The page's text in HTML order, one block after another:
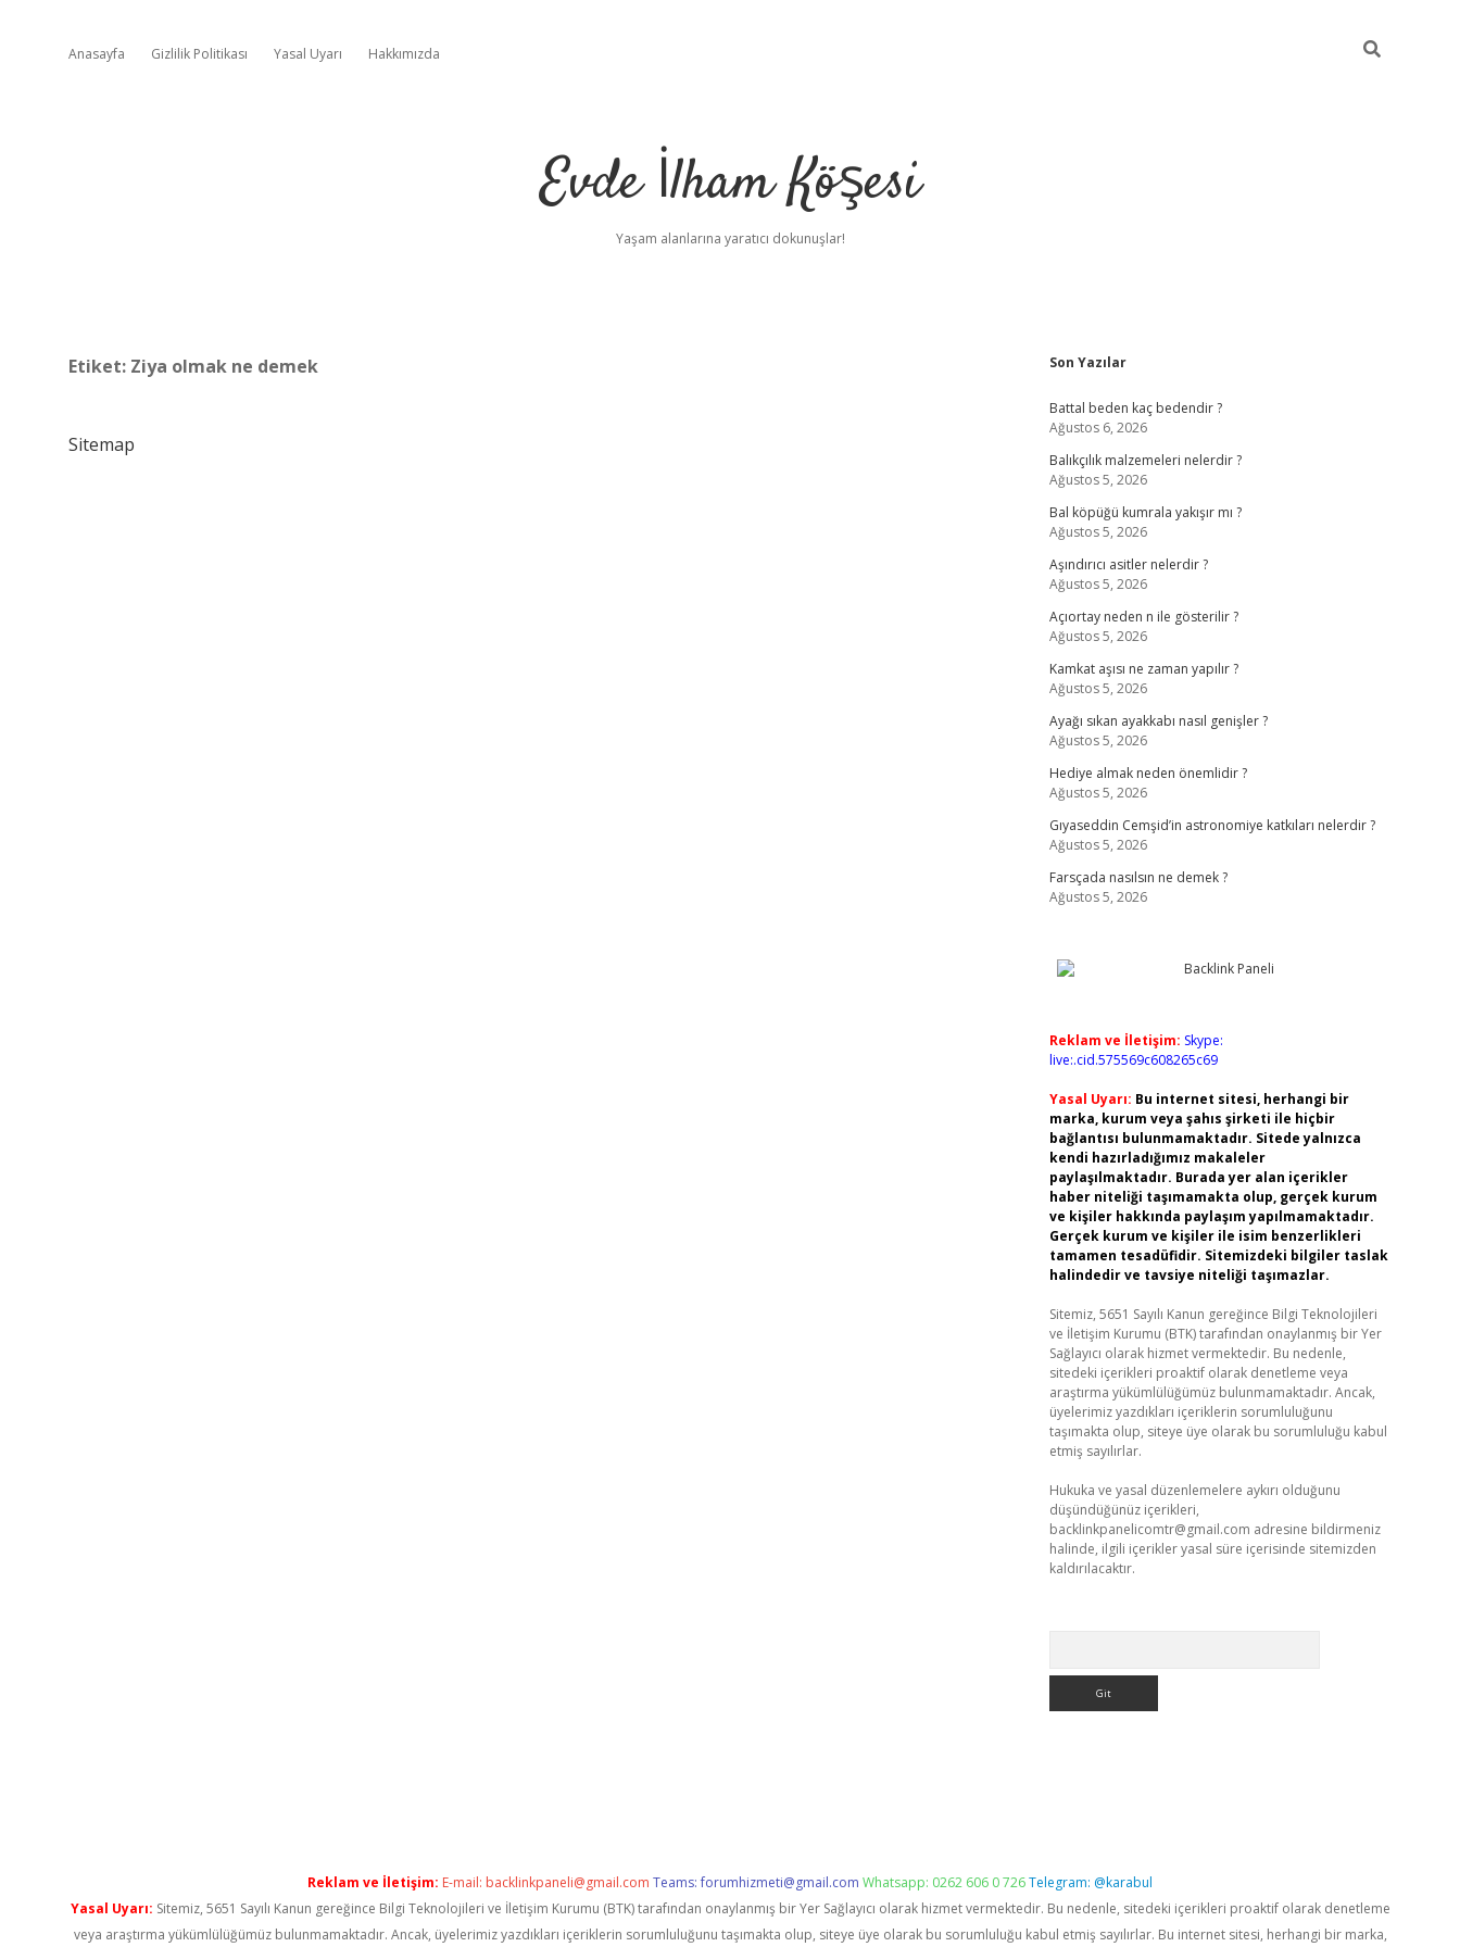
Anasayfa Gizlilik Politikası Yasal Uyarı Hakkımızda
Evde İlham Köşesi
Yaşam alanlarına yaratıcı dokunuşlar!
Etiket: Ziya olmak ne demek
Sitemap
Sidebar
Son Yazılar
Battal beden kaç bedendir ?
Ağustos 6, 2026
Balıkçılık malzemeleri nelerdir ?
Ağustos 5, 2026
Bal köpüğü kumrala yakışır mı ?
Ağustos 5, 2026
Aşındırıcı asitler nelerdir ?
Ağustos 5, 2026
Açıortay neden n ile gösterilir ?
Ağustos 5, 2026
Kamkat aşısı ne zaman yapılır ?
Ağustos 5, 2026
Ayağı sıkan ayakkabı nasıl genişler ?
Ağustos 5, 2026
Hediye almak neden önemlidir ?
Ağustos 5, 2026
Gıyaseddin Cemşid’in astronomiye katkıları nelerdir ?
Ağustos 5, 2026
Farsçada nasılsın ne demek ?
Ağustos 5, 2026
Reklam ve İletişim: Skype:
live:.cid.575569c608265c69
Yasal Uyarı: Bu internet sitesi, herhangi bir
marka, kurum veya şahıs şirketi ile hiçbir
bağlantısı bulunmamaktadır. Sitede yalnızca
kendi hazırladığımız makaleler
paylaşılmaktadır. Burada yer alan içerikler
haber niteliği taşımamakta olup, gerçek kurum
ve kişiler hakkında paylaşım yapılmamaktadır.
Gerçek kurum ve kişiler ile isim benzerlikleri
tamamen tesadüfidir. Sitemizdeki bilgiler taslak
halindedir ve tavsiye niteliği taşımazlar.
Sitemiz, 5651 Sayılı Kanun gereğince Bilgi Teknolojileri
ve İletişim Kurumu (BTK) tarafından onaylanmış bir Yer
Sağlayıcı olarak hizmet vermektedir. Bu nedenle,
sitedeki içerikleri proaktif olarak denetleme veya
araştırma yükümlülüğümüz bulunmamaktadır. Ancak,
üyelerimiz yazdıkları içeriklerin sorumluluğunu
taşımakta olup, siteye üye olarak bu sorumluluğu kabul
etmiş sayılırlar.
Hukuka ve yasal düzenlemelere aykırı olduğunu
düşündüğünüz içerikleri,
backlinkpanelicomtr@gmail.com adresine bildirmeniz
halinde, ilgili içerikler yasal süre içerisinde sitemizden
kaldırılacaktır.
Reklam ve İletişim: E-mail: backlinkpaneli@gmail.com Teams:forumhizmeti@gmail.com Whatsapp: 0262 606 0 726Telegram: @karabul
Yasal Uyarı: Sitemiz, 5651 Sayılı Kanun gereğince Bilgi Teknolojileri ve İletişim Kurumu (BTK) tarafından onaylanmış bir Yer Sağlayıcı olarak hizmet vermektedir. Bu nedenle, sitedeki içerikleri proaktif olarak denetleme
veya araştırma yükümlülüğümüz bulunmamaktadır. Ancak, üyelerimiz yazdıkları içeriklerin sorumluluğunu taşımakta olup, siteye üye olarak bu sorumluluğu kabul etmiş sayılırlar. Bu internet sitesi, herhangi bir marka,